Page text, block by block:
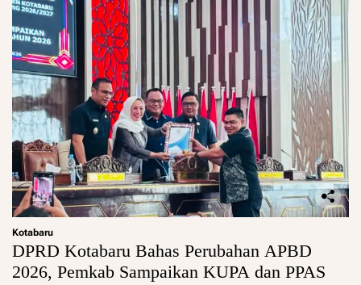
Kotabaru
DPRD Kotabaru Bahas Perubahan APBD
2026, Pemkab Sampaikan KUPA dan PPAS